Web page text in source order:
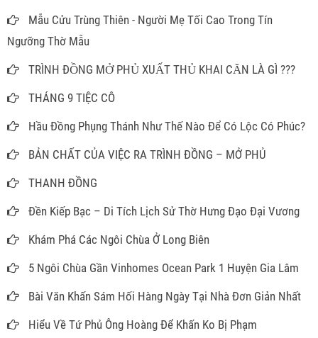
Mẫu Cửu Trùng Thiên - Người Mẹ Tối Cao Trong Tín
Ngưỡng Thờ Mẫu
TRÌNH ĐỒNG MỞ PHỦ XUẤT THỦ KHAI CĂN LÀ GÌ ???
THÁNG 9 TIỆC CÔ
Hầu Đồng Phụng Thánh Như Thế Nào Để Có Lộc Có Phúc?
BẢN CHẤT CỦA VIỆC RA TRÌNH ĐỒNG – MỞ PHỦ
THANH ĐỒNG
Đền Kiếp Bạc – Di Tích Lịch Sử Thờ Hưng Đạo Đại Vương
Khám Phá Các Ngôi Chùa Ở Long Biên
5 Ngôi Chùa Gần Vinhomes Ocean Park 1 Huyện Gia Lâm
Bài Văn Khấn Sám Hối Hàng Ngày Tại Nhà Đơn Giản Nhất
Hiểu Về Tứ Phủ Ông Hoàng Để Khấn Ko Bị Phạm